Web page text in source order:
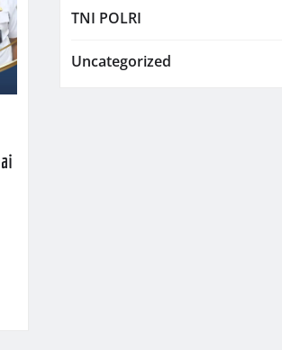
TNI POLRI
Uncategorized